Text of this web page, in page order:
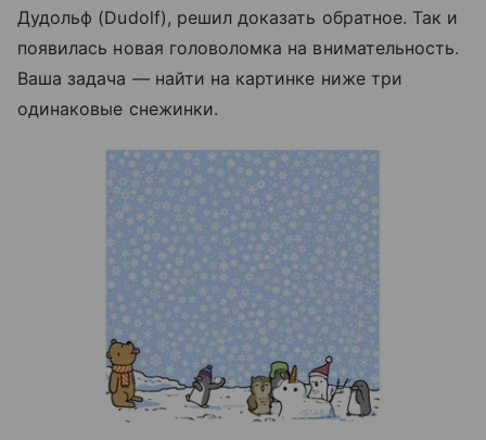
Дудольф (Dudolf), решил доказать обратное. Так и
появилась новая головоломка на внимательность.
Ваша задача — найти на картинке ниже три
одинаковые снежинки.